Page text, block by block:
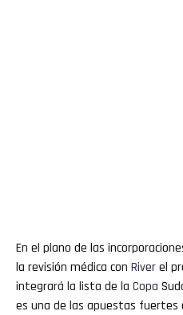
En el plano de las
la revisión médica con Riverel
integrará la lista de la Copa
es una de las apuestas fuertes